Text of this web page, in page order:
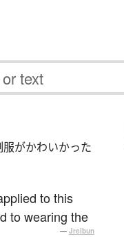
服がかわいかった
to this
to wearing the
— Jreibun